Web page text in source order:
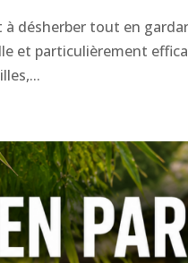
désherber tout en
et particulièrement